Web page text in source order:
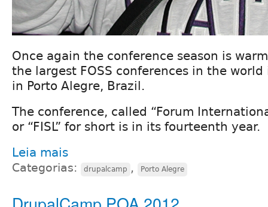
Once again the conference season is
the largest FOSS conferences in the
in Porto Alegre, Brazil.
The conference, called “Forum
or “FISL” for short is in its fourteenth year.
Leia mais
Categorias: drupalcamp , Porto Alegre